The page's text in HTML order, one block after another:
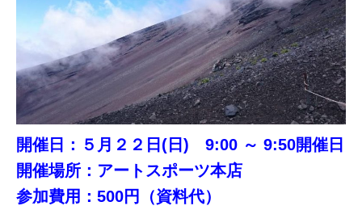
開催日：５月２２日(日) 9:00 ～ 9:50開催日
開催場所：アートスポーツ本店
参加費用：500円（資料代）